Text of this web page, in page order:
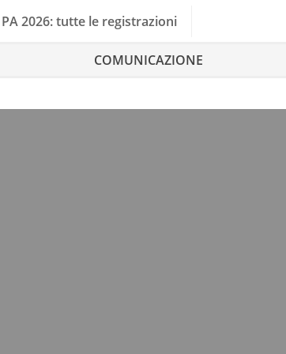
PA 2026: tutte le registrazioni
COMUNICAZIONE